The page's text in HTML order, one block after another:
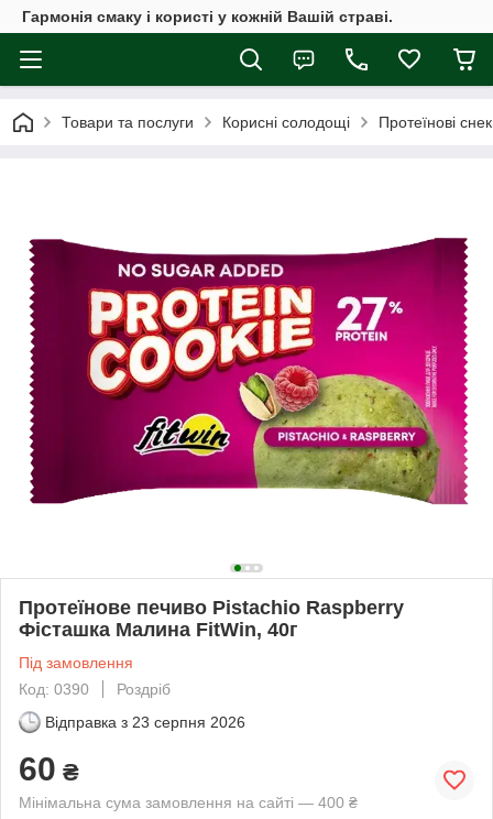
Гармонія смаку і користі у кожній Вашій страві.
Товари та послуги Корисні солодощі Протеїнові
Протеїнове печиво Pistachio Raspberry
Фісташка Малина FitWin, 40г
Під замовлення
Код: 0390
Роздріб
Відправка з 23 серпня 2026
60 ₴
Мінімальна сума замовлення на сайті — 400 ₴